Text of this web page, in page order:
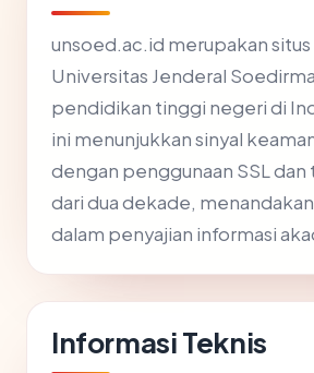
unsoed.ac.id merupakan situs
Universitas Jenderal
pendidikan tinggi negeri di
ini menunjukkan sinyal
dengan penggunaan SSL dan
dari dua dekade,
dalam penyajian informasi
Informasi Teknis